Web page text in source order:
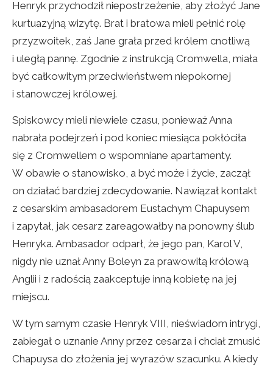
Henryk przychodził niepostrzeżenie, aby złożyć Jane
kurtuazyjną wizytę. Brat i bratowa mieli pełnić rolę
przyzwoitek, zaś Jane grała przed królem cnotliwą
i uległą pannę. Zgodnie z instrukcją Cromwella, miała
być całkowitym przeciwieństwem niepokornej
i stanowczej królowej.
Spiskowcy mieli niewiele czasu, ponieważ Anna
nabrała podejrzeń i pod koniec miesiąca pokłóciła
się z Cromwellem o wspomniane apartamenty.
W obawie o stanowisko, a być może i życie, zaczął
on działać bardziej zdecydowanie. Nawiązał kontakt
z cesarskim ambasadorem Eustachym Chapuysem
i zapytał, jak cesarz zareagowałby na ponowny ślub
Henryka. Ambasador odparł, że jego pan, Karol V,
nigdy nie uznał Anny Boleyn za prawowitą królową
Anglii i z radością zaakceptuje inną kobietę na jej
miejscu.
W tym samym czasie Henryk VIII, nieświadom intrygi,
zabiegał o uznanie Anny przez cesarza i chciał zmusić
Chapuysa do złożenia jej wyrazów szacunku. A kiedy